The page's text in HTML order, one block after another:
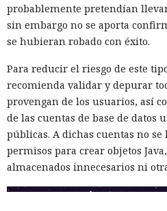
probablemente pretendían
sin embargo no se aporta
se hubieran robado con éxito.
Para reducir el riesgo de este
recomienda validar y depurar
provengan de los usuarios, así
de las cuentas de base de datos
públicas. A dichas cuentas no se
permisos para crear objetos
almacenados innecesarios ni